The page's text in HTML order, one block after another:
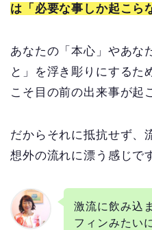
は「必要な事しか起こら
あなたの「本心」やあな
と」を浮き彫りにするた
こそ目の前の出来事が起
だからそれに抵抗せず、
想外の流れに漂う感じで
激流に飲み込
フィンみたい